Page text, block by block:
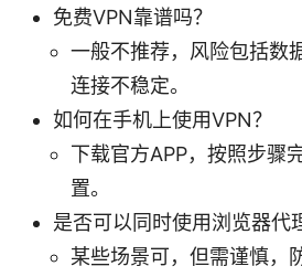
免费VPN靠谱吗？
一般不推荐，风险包括数
连接不稳定。
如何在手机上使用VPN？
下载官方APP，按照步骤
置。
是否可以同时使用浏览器代
某些场景可，但需谨慎，